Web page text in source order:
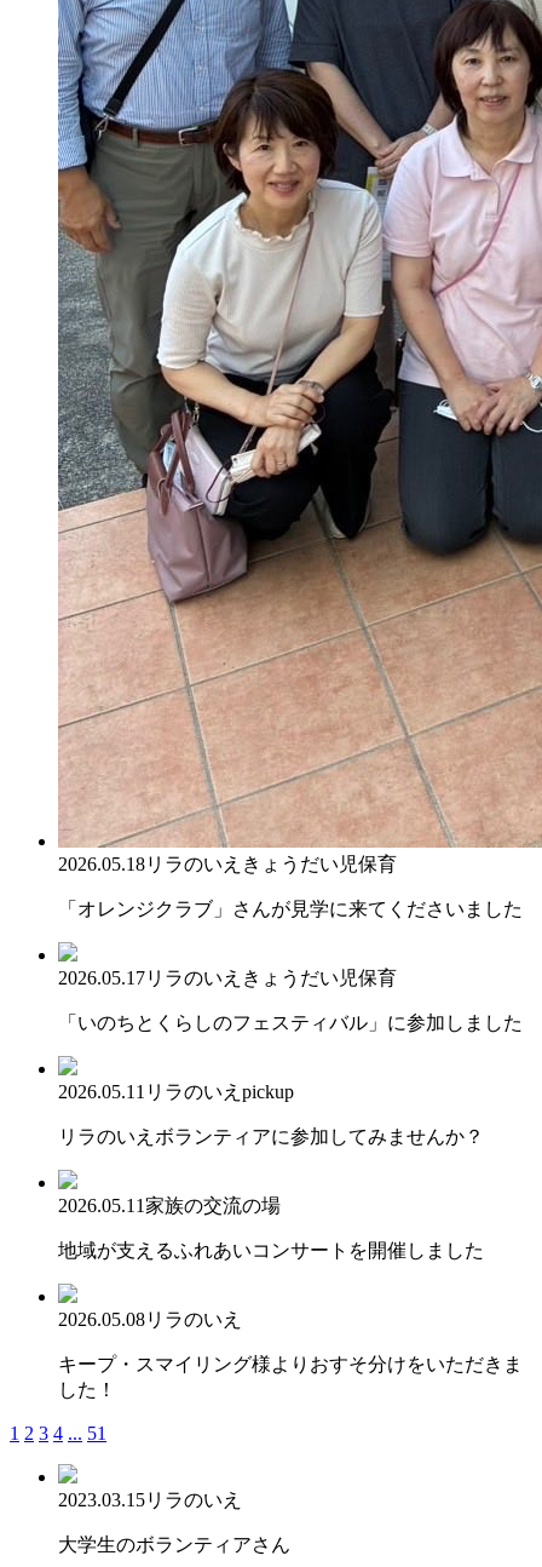
2026.05.18リラのいえ きょうだい児保育
「オレンジクラブ」さんが見学に来てくださいました
2026.05.17リラのいえ きょうだい児保育
「いのちとくらしのフェスティバル」に参加しました
2026.05.11 リラのいえ pickup
リラのいえボランティアに参加してみませんか？
2026.05.11家族の交流の場
地域が支えるふれあいコンサートを開催しました
2026.05.08リラのいえ
キープ・スマイリング様よりおすそ分けをいただきま
した！
1 2 3 4 ... 51
2023.03.15リラのいえ
大学生のボランティアさん